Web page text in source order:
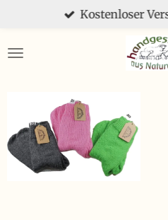
springen
Kostenloser